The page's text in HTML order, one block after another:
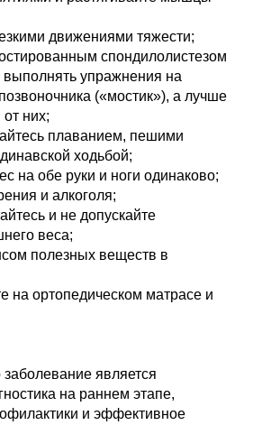
движениями тяжести;
спондилолистезом
выполнять упражнения на
(«мостик»), а лучше
от них;
плаванием, пешими
ходьбой;
на обе руки и ноги одинаково;
и алкоголя;
и не допускайте
веса;
полезных веществ в
на ортопедическом матрасе и
является
на раннем этапе,
и эффективное